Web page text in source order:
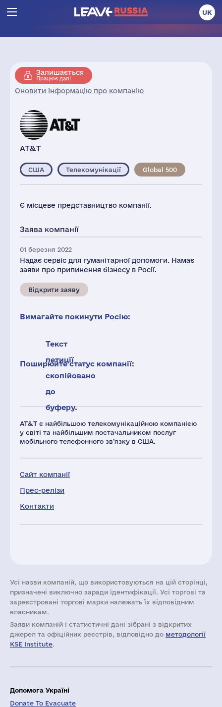
UK
Залишається
Працює далі
Оновити інформацію про компанію
AT&T
AT&T є найбільшою телекомунікаційною компанією
у світі та найбільшим постачальником послуг
мобільного телефонного зв’язку в США.
Сайт компанії
Прес-релізи
Контакти
США Телекомунікації Global 500
Є місцеве представництво компанії.
Заява компанії
01 березня 2022
Надає сервіс для гуманітарної допомоги. Намає
заяви про припинення бізнесу в Росії.
Відкрити заяву
Вимагайте покинути Росію:
Текст
петиції
скопійовано
до
буферу.
Поширюйте статус компанії:
Усі назви компаній, що використовуються на цій сторінці,
призначені виключно заради ідентифікації. Усі торгові та
зареєстровані торгові марки належать їх відповідним
власникам.
Заяви компаній i статистичні дані зібрані з відкритих
джерел та офіційних реєстрів, відповідно до методології
KSE Institute.
Допомога Україні
Donate To Evacuate